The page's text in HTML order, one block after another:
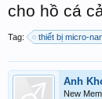
cho hồ cá
Tag: thiết bị micro-
Anh
New